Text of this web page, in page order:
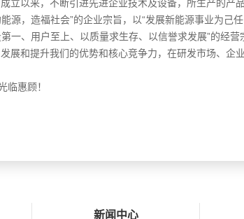
立以来，不断引进先进企业技术及设备，所生产的产
，造福社会”的企业宗旨，以“发展新能源事业为己任
、用户至上、以质量求生存、以信誉求发展”的经
展和提升我们的优势和核心竞争力，在研发市场、
惠顾！
新闻中心